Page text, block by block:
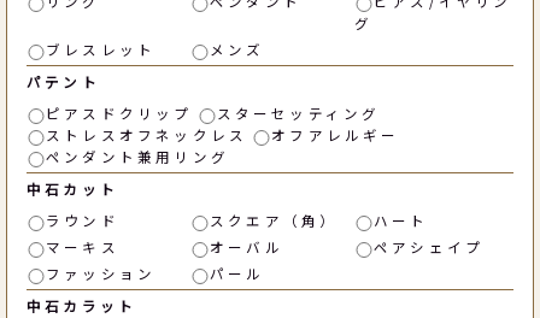
グ
ブレスレット
メンズ
パテント
ピアスドクリップ
スターセッティング
ストレスオフネックレス
オフアレルギー
ペンダント兼用リング
中石カット
ラウンド
スクエア（角）
ハート
マーキス
オーバル
ペアシェイプ
ファッション
パール
中石カラット